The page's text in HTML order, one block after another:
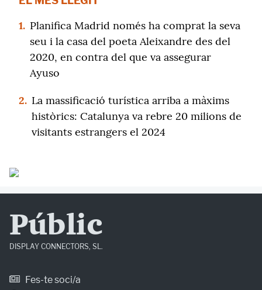
1. Planifica Madrid només ha comprat la seva
seu i la casa del poeta Aleixandre des del
2020, en contra del que va assegurar
Ayuso
2. La massificació turística arriba a màxims
històrics: Catalunya va rebre 20 milions de
visitants estrangers el 2024
Públic
DISPLAY CONNECTORS, SL.
Fes-te soci/a